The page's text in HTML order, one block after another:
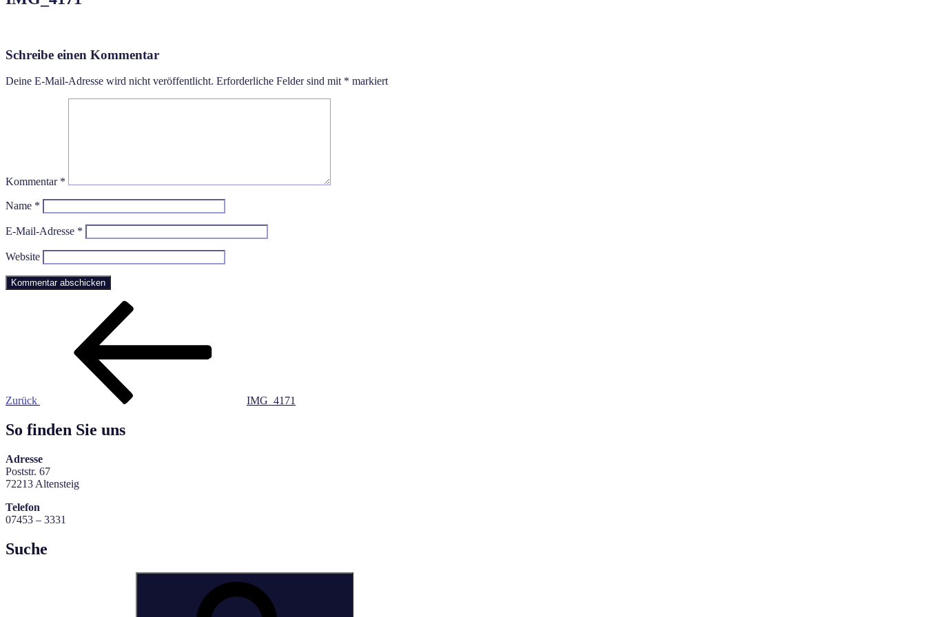
Schreibe einen Kommentar
Deine E-Mail-Adresse wird nicht veröffentlicht. Erforderliche Felder sind mit * markiert
Kommentar *
Name *
E-Mail-Adresse *
Website
Beitragsnavigation
Zurück IMG_4171
So finden Sie uns
Adresse
Poststr. 67
72213 Altensteig
Telefon
07453 – 3331
Suche